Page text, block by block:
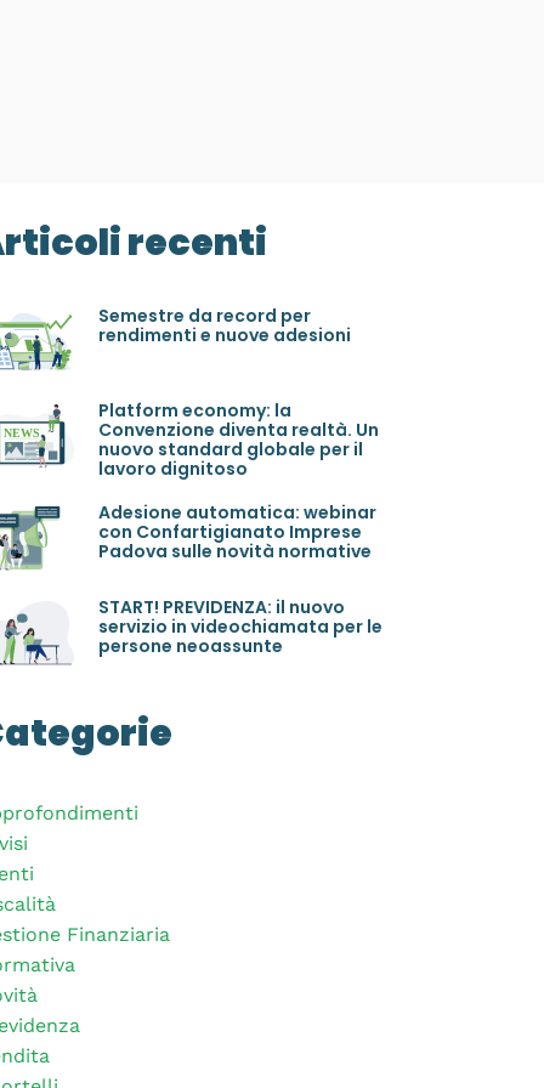
recenti
Semestre da record per
rendimenti e nuove adesioni
Platform economy: la
Convenzione diventa realtà. Un
nuovo standard globale per il
lavoro dignitoso
Adesione automatica: webinar
con Confartigianato Imprese
Padova sulle novità normative
START! PREVIDENZA: il nuovo
servizio in videochiamata per le
persone neoassunte
Finanziaria